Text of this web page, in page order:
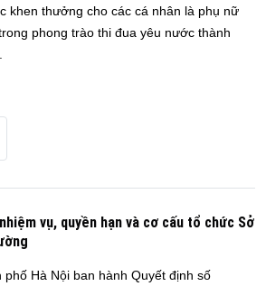
khen thưởng cho các cá nhân là phụ nữ
phong trào thi đua yêu nước thành
vụ, quyền hạn và cơ cấu tổ chức Sở
phố Hà Nội ban hành Quyết định số